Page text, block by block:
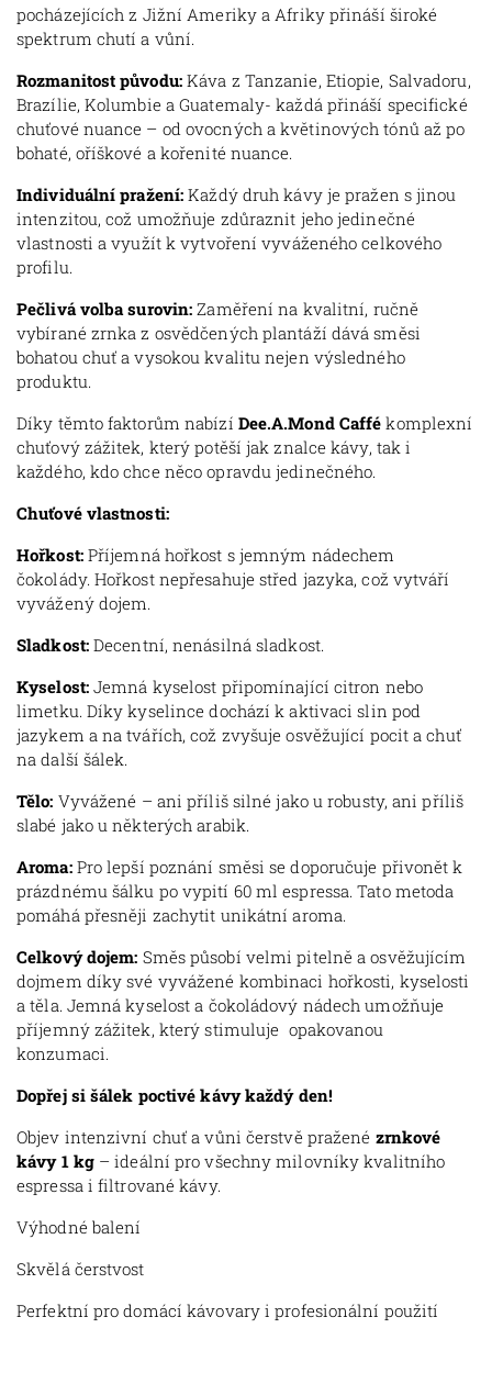
pocházejících z Jižní Ameriky a Afriky přináší široké
spektrum chutí a vůní.
Rozmanitost původu:Káva z Tanzanie, Etiopie, Salvadoru,
Brazílie, Kolumbie a Guatemaly- každá přináší specifické
chuťové nuance – od ovocných a květinových tónů až po
bohaté, oříškové a kořenité nuance.
Individuální pražení: Každý druh kávy je pražen s jinou
intenzitou, což umožňuje zdůraznit jeho jedinečné
vlastnosti a využít k vytvoření vyváženého celkového
profilu.
Pečlivá volba surovin: Zaměření na kvalitní, ručně
vybírané zrnka z osvědčených plantáží dává směsi
bohatou chuť a vysokou kvalitu nejen výsledného
produktu.
Díky těmto faktorům nabízí Dee.A.Mond Caffé komplexní
chuťový zážitek, který potěší jak znalce kávy, tak i
každého, kdo chce něco opravdu jedinečného.
Chuťové vlastnosti:
Hořkost: Příjemná hořkost s jemným nádechem
čokolády. Hořkost nepřesahuje střed jazyka, což vytváří
vyvážený dojem.
Sladkost:Decentní, nenásilná sladkost.
Kyselost:Jemná kyselost připomínající citron nebo
limetku. Díky kyselince dochází k aktivaci slin pod
jazykem a na tvářích, což zvyšuje osvěžující pocit a chuť
na další šálek.
Tělo: Vyvážené – ani příliš silné jako u robusty, ani příliš
slabé jako u některých arabik.
Aroma: Pro lepší poznání směsi se doporučuje přivonět k
prázdnému šálku po vypití 60 ml espressa. Tato metoda
pomáhá přesněji zachytit unikátní aroma.
Celkový dojem: Směs působí velmi pitelně a osvěžujícím
dojmem díky své vyvážené kombinaci hořkosti, kyselosti
a těla. Jemná kyselost a čokoládový nádech umožňuje
příjemný zážitek, který stimuluje opakovanou
konzumaci.
Dopřej si šálek poctivé kávy každý den!
Objev intenzivní chuť a vůni čerstvě pražené zrnkové
kávy 1 kg– ideální pro všechny milovníky kvalitního
espressa i filtrované kávy.
Výhodné balení
Skvělá čerstvost
Perfektní pro domácí kávovary i profesionální použití